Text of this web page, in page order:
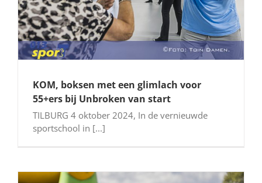
KOM, boksen met een glimlach voor
55+ers bij Unbroken van start
TILBURG 4 oktober 2024, In de vernieuwde
sportschool in [...]